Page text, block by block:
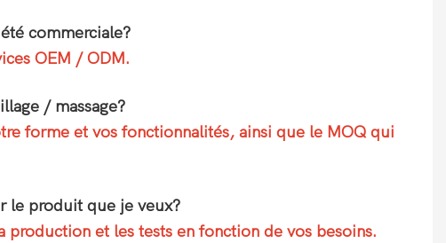
commerciale?
OEM / ODM.
/ massage?
forme et vos fonctionnalités, ainsi que le MOQ qui
le produit que je veux?
et les tests en fonction de vos besoins.